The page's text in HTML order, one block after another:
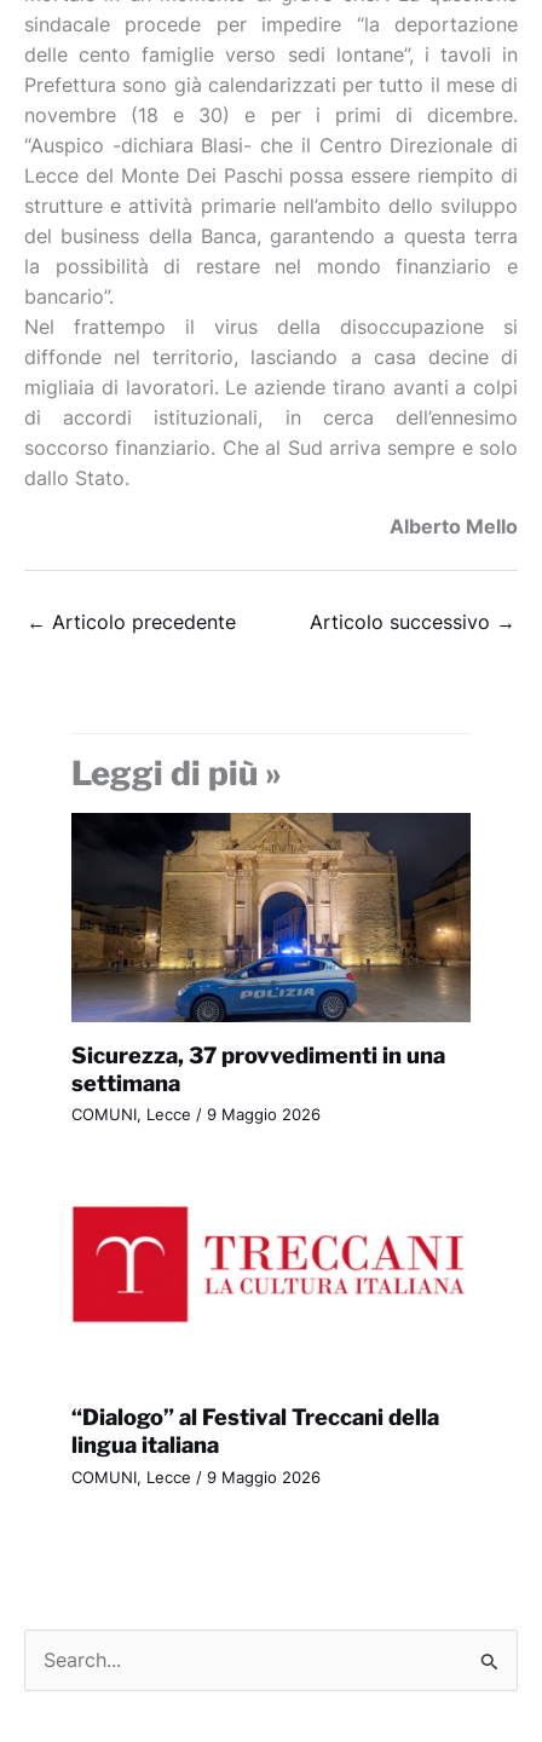
sindacale procede per impedire “la deportazione
delle cento famiglie verso sedi lontane”, i tavoli in
Prefettura sono già calendarizzati per tutto il mese di
novembre (18 e 30) e per i primi di dicembre.
“Auspico -dichiara Blasi- che il Centro Direzionale di
Lecce del Monte Dei Paschi possa essere riempito di
strutture e attività primarie nell’ambito dello sviluppo
del business della Banca, garantendo a questa terra
la possibilità di restare nel mondo finanziario e
bancario”.
Nel frattempo il virus della disoccupazione si
diffonde nel territorio, lasciando a casa decine di
migliaia di lavoratori. Le aziende tirano avanti a colpi
di accordi istituzionali, in cerca dell’ennesimo
soccorso finanziario. Che al Sud arriva sempre e solo
dallo Stato.
Alberto Mello
← Articolo precedente Articolo successivo →
Leggi di più »
Sicurezza, 37 provvedimenti in una
settimana
COMUNI, Lecce / 9 Maggio 2026
“Dialogo” al Festival Treccani della
lingua italiana
COMUNI, Lecce / 9 Maggio 2026